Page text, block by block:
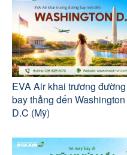
EVA Air khai trương đường
bay thẳng đến Washington
D.C (Mỹ)